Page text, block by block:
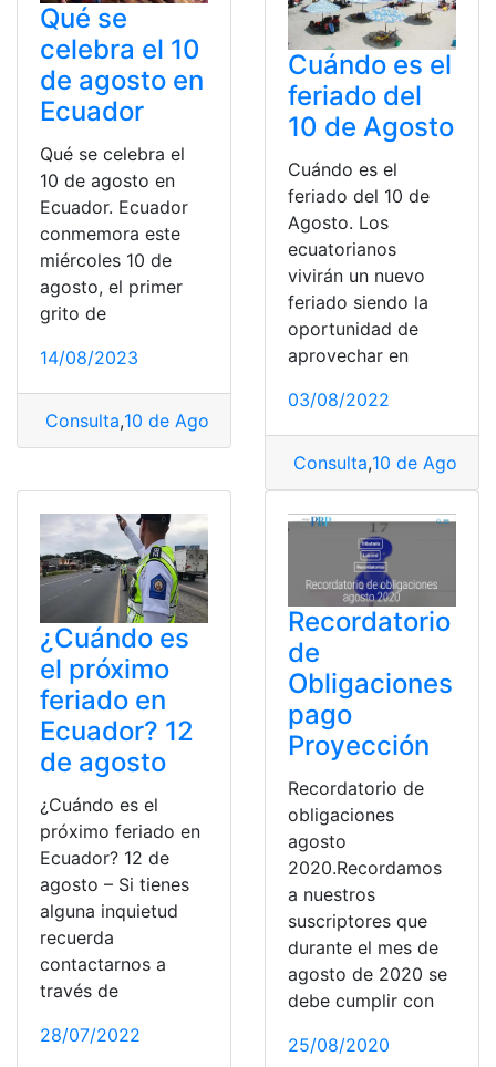
Qué se
celebra el 10
de agosto en
Ecuador
Qué se celebra el
10 de agosto en
Ecuador. Ecuador
conmemora este
miércoles 10 de
agosto, el primer
grito de
14/08/2023
Consulta,10 de Agosto
Cuándo es el
feriado del
10 de Agosto
Cuándo es el
feriado del 10 de
Agosto. Los
ecuatorianos
vivirán un nuevo
feriado siendo la
oportunidad de
aprovechar en
03/08/2022
Consulta,10 de Agosto
¿Cuándo es
el próximo
feriado en
Ecuador? 12
de agosto
¿Cuándo es el
próximo feriado en
Ecuador? 12 de
agosto – Si tienes
alguna inquietud
recuerda
contactarnos a
través de
28/07/2022
Recordatorio
de
Obligaciones
pago
Proyección
Recordatorio de
obligaciones
agosto
2020.Recordamos
a nuestros
suscriptores que
durante el mes de
agosto de 2020 se
debe cumplir con
25/08/2020